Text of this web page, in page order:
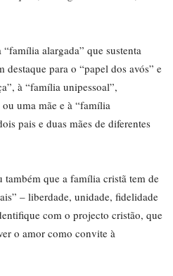
alargada” que sustenta
destaque para o “papel dos avós” e
à “família unipessoal”,
uma mãe e à “família
pais e duas mães de diferentes
também que a família cristã tem de
– liberdade, unidade, fidelidade
com o projecto cristão, que
o amor como convite à